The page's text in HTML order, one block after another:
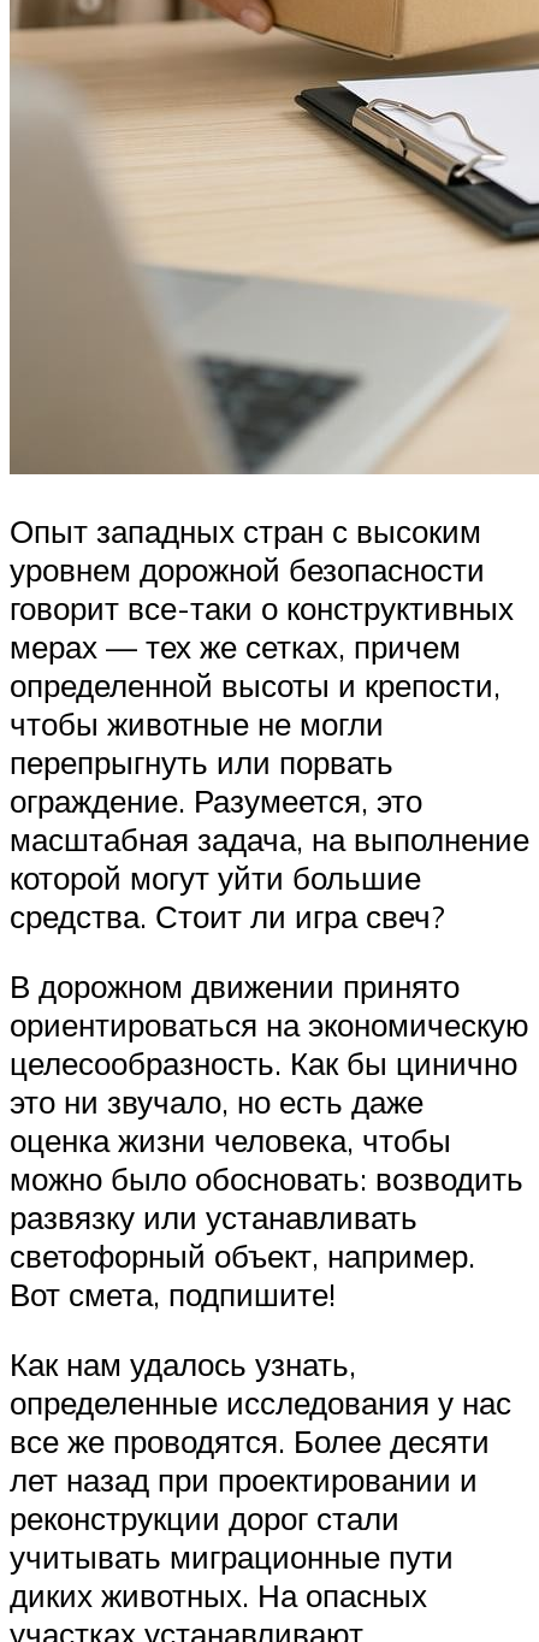
Опыт западных стран с высоким
уровнем дорожной безопасности
говорит все-таки о конструктивных
мерах — тех же сетках, причем
определенной высоты и крепости,
чтобы животные не могли
перепрыгнуть или порвать
ограждение. Разумеется, это
масштабная задача, на выполнение
которой могут уйти большие
средства. Стоит ли игра свеч?
В дорожном движении принято
ориентироваться на экономическую
целесообразность. Как бы цинично
это ни звучало, но есть даже
оценка жизни человека, чтобы
можно было обосновать: возводить
развязку или устанавливать
светофорный объект, например.
Вот смета, подпишите!
Как нам удалось узнать,
определенные исследования у нас
все же проводятся. Более десяти
лет назад при проектировании и
реконструкции дорог стали
учитывать миграционные пути
диких животных. На опасных
участках устанавливают